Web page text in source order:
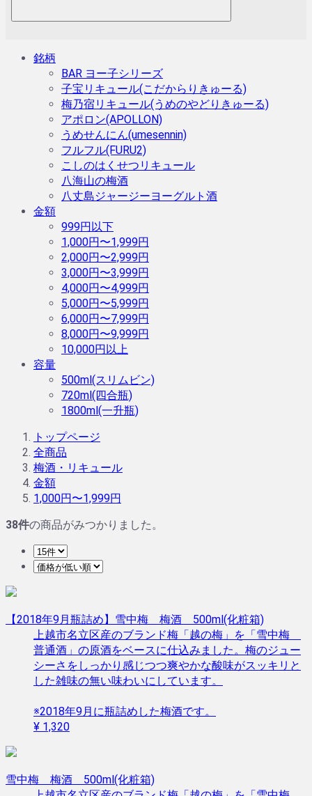
銘柄
BAR ヨー子シリーズ
子宝リキュール(こだからりきゅーる)
梅乃宿リキュール(うめのやどりきゅーる)
アポロン(APOLLON)
うめせんにん(umesennin)
フルフル(FURU2)
こしのはくせつリキュール
八海山の梅酒
八丈島ジャージーヨーグルト酒
金額
999円以下
1,000円〜1,999円
2,000円〜2,999円
3,000円〜3,999円
4,000円〜4,999円
5,000円〜5,999円
6,000円〜7,999円
8,000円〜9,999円
10,000円以上
容量
500ml(スリムビン)
720ml(四合瓶)
1800ml(一升瓶)
トップページ
全商品
梅酒・リキュール
金額
1,000円〜1,999円
38件の商品がみつかりました。
【2018年9月瓶詰め】雪中梅 梅酒 500ml(化粧箱)
上越市名立区産のブランド梅「越の梅」を「雪中梅
普通酒」の原酒をベースに仕込みました。梅のジュー
シーさをしっかり感じつつ爽やかな酸味がスッキリと
した雑味の無い味わいにしています。
※2018年9月に瓶詰めした梅酒です。
¥ 1,320
雪中梅 梅酒 500ml(化粧箱)